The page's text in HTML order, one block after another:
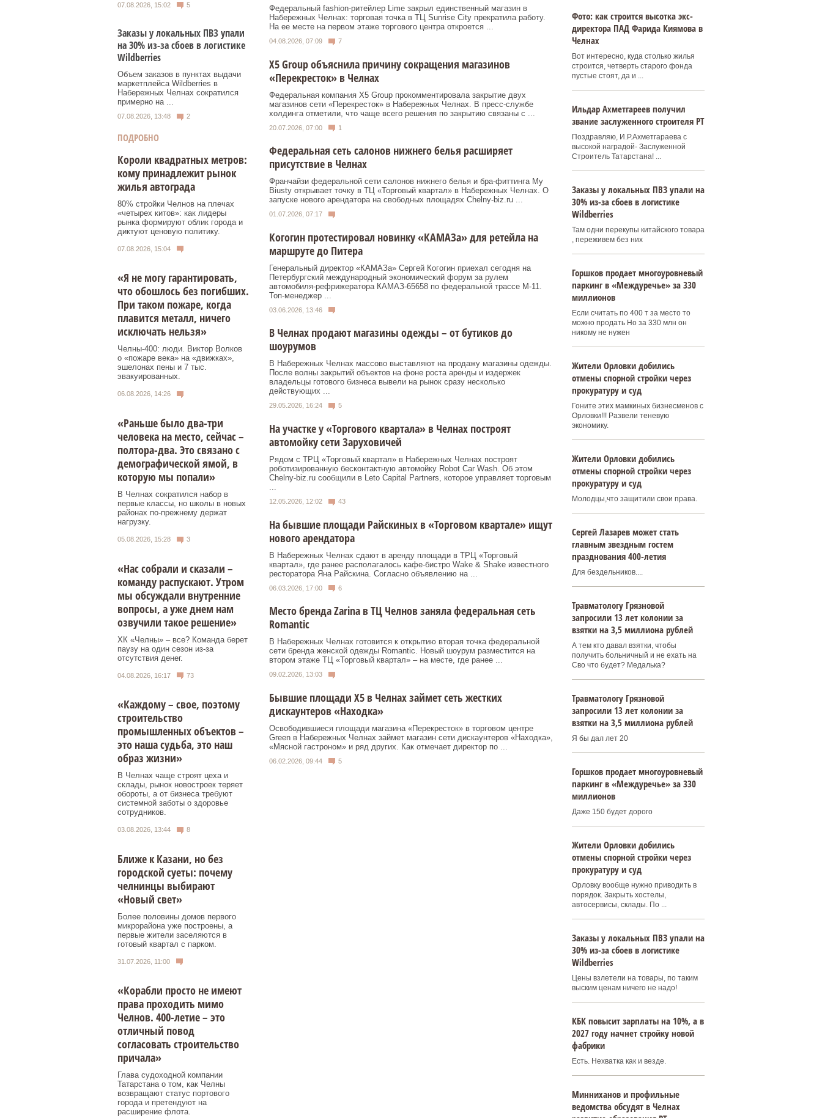
07.08.2026, 15:02 5
Заказы у локальных ПВЗ упали
на 30% из-за сбоев в логистике
Wildberries
Объем заказов в пунктах выдачи
маркетплейса Wildberries в
Набережных Челнах сократился
примерно на ...
07.08.2026, 13:48 2
ПОДРОБНО
Короли квадратных метров:
кому принадлежит рынок
жилья автограда
80% стройки Челнов на плечах
«четырех китов»: как лидеры
рынка формируют облик города и
диктуют ценовую политику.
07.08.2026, 15:04
«Я не могу гарантировать,
что обошлось без погибших.
При таком пожаре, когда
плавится металл, ничего
исключать нельзя»
Челны-400: люди. Виктор Волков
о «пожаре века» на «движках»,
эшелонах пены и 7 тыс.
эвакуированных.
06.08.2026, 14:26
«Раньше было два-три
человека на место, сейчас –
полтора-два. Это связано с
демографической ямой, в
которую мы попали»
В Челнах сократился набор в
первые классы, но школы в новых
районах по-прежнему держат
нагрузку.
05.08.2026, 15:28 3
«Нас собрали и сказали –
команду распускают. Утром
мы обсуждали внутренние
вопросы, а уже днем нам
озвучили такое решение»
ХК «Челны» – все? Команда берет
паузу на один сезон из-за
отсутствия денег.
04.08.2026, 16:17 73
«Каждому – свое, поэтому
строительство
промышленных объектов –
это наша судьба, это наш
образ жизни»
В Челнах чаще строят цеха и
склады, рынок новостроек теряет
обороты, а от бизнеса требуют
системной заботы о здоровье
сотрудников.
03.08.2026, 13:44 8
Ближе к Казани, но без
городской суеты: почему
челнинцы выбирают
«Новый свет»
Более половины домов первого
микрорайона уже построены, а
первые жители заселяются в
готовый квартал с парком.
31.07.2026, 11:00
«Корабли просто не имеют
права проходить мимо
Челнов. 400-летие – это
отличный повод
согласовать строительство
причала»
Глава судоходной компании
Татарстана о том, как Челны
возвращают статус портового
города и претендуют на
расширение флота.
Федеральный fashion‑ритейлер Lime закрыл единственный магазин в
Набережных Челнах: торговая точка в ТЦ Sunrise City прекратила работу.
На ее месте на первом этаже торгового центра откроется ...
04.08.2026, 07:09 7
Х5 Group объяснила причину сокращения магазинов
«Перекресток» в Челнах
Федеральная компания X5 Group прокомментировала закрытие двух
магазинов сети «Перекресток» в Набережных Челнах. В пресс-службе
холдинга отметили, что чаще всего решения по закрытию связаны с ...
20.07.2026, 07:00 1
Федеральная сеть салонов нижнего белья расширяет
присутствие в Челнах
Франчайзи федеральной сети салонов нижнего белья и бра-фиттинга My
Biusty открывает точку в ТЦ «Торговый квартал» в Набережных Челнах. О
запуске нового арендатора на свободных площадях Сhelny-biz.ru ...
01.07.2026, 07:17
Когогин протестировал новинку «КАМАЗа» для ретейла на
маршруте до Питера
Генеральный директор «КАМАЗа» Сергей Когогин приехал сегодня на
Петербургский международный экономический форум за рулем
автомобиля-рефрижератора КАМАЗ-65658 по федеральной трассе М-11.
Топ-менеджер ...
03.06.2026, 13:46
В Челнах продают магазины одежды – от бутиков до
шоурумов
В Набережных Челнах массово выставляют на продажу магазины одежды.
После волны закрытий объектов на фоне роста аренды и издержек
владельцы готового бизнеса вывели на рынок сразу несколько
действующих ...
29.05.2026, 16:24 5
На участке у «Торгового квартала» в Челнах построят
автомойку сети Заруховичей
Рядом с ТРЦ «Торговый квартал» в Набережных Челнах построят
роботизированную бесконтактную автомойку Robot Car Wash. Об этом
Сhelny-biz.ru сообщили в Leto Capital Partners, которое управляет торговым
...
12.05.2026, 12:02 43
На бывшие площади Райскиных в «Торговом квартале» ищут
нового арендатора
В Набережных Челнах сдают в аренду площади в ТРЦ «Торговый
квартал», где ранее располагалось кафе‑бистро Wake & Shake известного
ресторатора Яна Райскина. Согласно объявлению на ...
06.03.2026, 17:00 6
Место бренда Zarina в ТЦ Челнов заняла федеральная сеть
Romantic
В Набережных Челнах готовится к открытию вторая точка федеральной
сети бренда женской одежды Romantic. Новый шоурум разместится на
втором этаже ТЦ «Торговый квартал» – на месте, где ранее ...
09.02.2026, 13:03
Бывшие площади X5 в Челнах займет сеть жестких
дискаунтеров «Находка»
Освободившиеся площади магазина «Перекресток» в торговом центре
Green в Набережных Челнах займет магазин сети дискаунтеров «Находка»,
«Мясной гастроном» и ряд других. Как отмечает директор по ...
06.02.2026, 09:44 5
Фото: как строится высотка экс-
директора ПАД Фарида Киямова в
Челнах
Вот интересно, куда столько жилья
строится, четверть старого фонда
пустые стоят, да и ...
Ильдар Ахметгареев получил
звание заслуженного строителя РТ
Поздравляю, И.Р.Ахметгараева с
высокой наградой- Заслуженной
Строитель Татарстана! ...
Заказы у локальных ПВЗ упали на
30% из-за сбоев в логистике
Wildberries
Там одни перекупы китайского товара
, переживем без них
Горшков продает многоуровневый
паркинг в «Междуречье» за 330
миллионов
Если считать по 400 т за место то
можно продать Но за 330 млн он
никому не нужен
Жители Орловки добились
отмены спорной стройки через
прокуратуру и суд
Гоните этих мамкиных бизнесменов с
Орловки!!! Развели теневую
экономику.
Жители Орловки добились
отмены спорной стройки через
прокуратуру и суд
Молодцы,что защитили свои права.
Сергей Лазарев может стать
главным звездным гостем
празднования 400‑летия
Для бездельников....
Травматологу Грязновой
запросили 13 лет колонии за
взятки на 3,5 миллиона рублей
А тем кто давал взятки, чтобы
получить больничный и не ехать на
Сво что будет? Медалька?
Травматологу Грязновой
запросили 13 лет колонии за
взятки на 3,5 миллиона рублей
Я бы дал лет 20
Горшков продает многоуровневый
паркинг в «Междуречье» за 330
миллионов
Даже 150 будет дорого
Жители Орловки добились
отмены спорной стройки через
прокуратуру и суд
Орловку вообще нужно приводить в
порядок. Закрыть хостелы,
автосервисы, склады. По ...
Заказы у локальных ПВЗ упали на
30% из-за сбоев в логистике
Wildberries
Цены взлетели на товары, по таким
выским ценам ничего не надо!
КБК повысит зарплаты на 10%, а в
2027 году начнет стройку новой
фабрики
Есть. Нехватка как и везде.
Минниханов и профильные
ведомства обсудят в Челнах